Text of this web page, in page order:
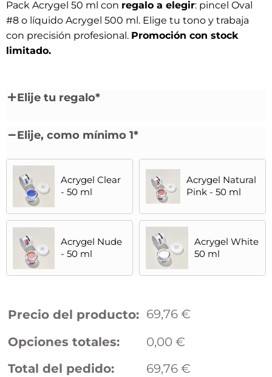
Pack Acrygel 50 ml con regalo a elegir: pincel Oval
#8 o líquido Acrygel 500 ml. Elige tu tono y trabaja
con precisión profesional. Promoción con stock
limitado.
Elije tu regalo*
Elije, como mínimo 1*
Acrygel Clear
- 50 ml
Acrygel Natural
Pink - 50 ml
Acrygel Nude
- 50 ml
Acrygel White
50 ml
Precio del producto: 69,76 €
Opciones totales:
0,00 €
Total del pedido:
69,76 €